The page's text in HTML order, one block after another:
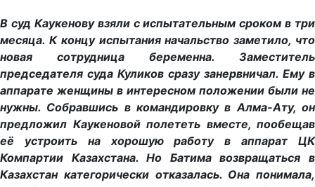
В суд Каукенову взяли с испытательным сроком в три
месяца. К концу испытания начальство заметило, что
новая сотрудница беременна. Заместитель
председателя суда Куликов сразу занервничал. Ему в
аппарате женщины в интересном положении были не
нужны. Собравшись в командировку в Алма-Ату, он
предложил Каукеновой полететь вместе, пообещав
её устроить на хорошую работу в аппарат ЦК
Компартии Казахстана. Но Батима возвращаться в
Казахстан категорически отказалась. Она понимала,